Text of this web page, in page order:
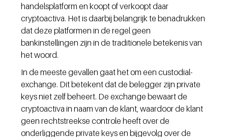
handelsplatform en koopt of verkoopt daar
cryptoactiva. Het is daarbij belangrijk te benadrukken
dat deze platformen in de regel geen
bankinstellingen zijn in de traditionele betekenis van
het woord.
In de meeste gevallen gaat het om een custodial-
exchange. Dit betekent dat de belegger zijn private
keys niet zelf beheert. De exchange bewaart de
cryptoactiva in naam van de klant, waardoor de klant
geen rechtstreekse controle heeft over de
onderliggende private keys en bijgevolg over de